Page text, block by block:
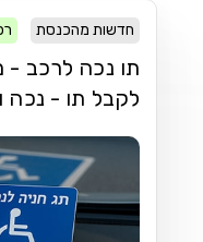
חדשות מהכנסת
תו נכה לרכב -
לקבל תו - נכה